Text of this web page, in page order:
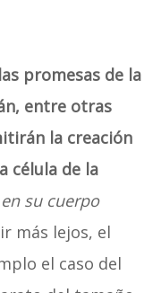
las promesas de la
entre otras
la creación
célula de la
su cuerpo
más lejos, el
el caso del